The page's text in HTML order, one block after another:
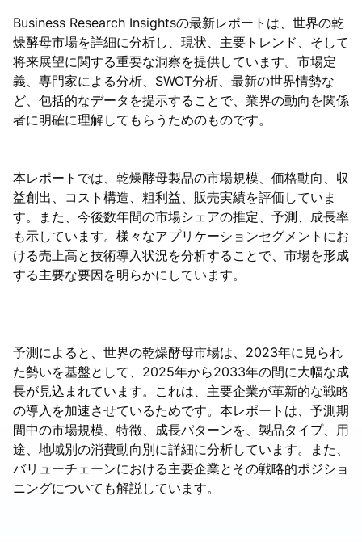
Business Research Insightsの最新レポートは、世界の乾
燥酵母市場を詳細に分析し、現状、主要トレンド、そして
将来展望に関する重要な洞察を提供しています。市場定
義、専門家による分析、SWOT分析、最新の世界情勢な
ど、包括的なデータを提示することで、業界の動向を関係
者に明確に理解してもらうためのものです。
本レポートでは、乾燥酵母製品の市場規模、価格動向、収
益創出、コスト構造、粗利益、販売実績を評価していま
す。また、今後数年間の市場シェアの推定、予測、成長率
も示しています。様々なアプリケーションセグメントにお
ける売上高と技術導入状況を分析することで、市場を形成
する主要な要因を明らかにしています。
予測によると、世界の乾燥酵母市場は、2023年に見られ
た勢いを基盤として、2025年から2033年の間に大幅な成
長が見込まれています。これは、主要企業が革新的な戦略
の導入を加速させているためです。本レポートは、予測期
間中の市場規模、特徴、成長パターンを、製品タイプ、用
途、地域別の消費動向別に詳細に分析しています。また、
バリューチェーンにおける主要企業とその戦略的ポジショ
ニングについても解説しています。